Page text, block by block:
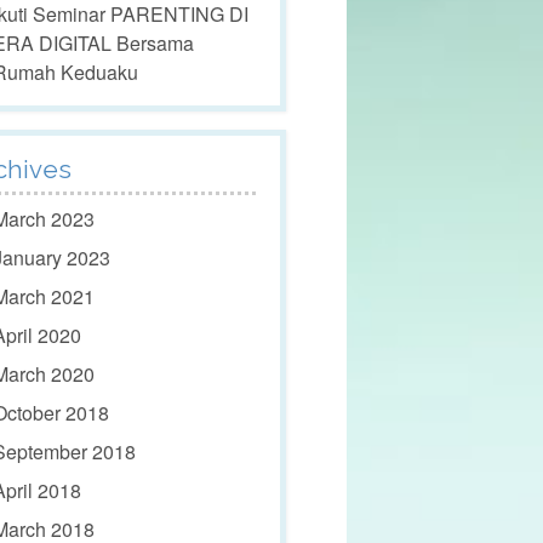
Seminar PARENTING DI
DIGITAL Bersama
Keduaku
2023
2023
2021
2020
2020
2018
2018
2018
2018